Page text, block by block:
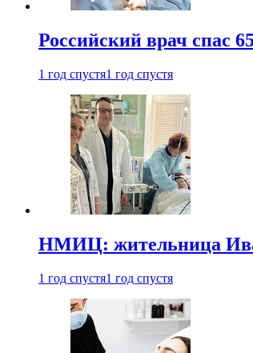
Российский врач спас
1 год спустя1 год спустя
НМИЦ: жительница
1 год спустя1 год спустя